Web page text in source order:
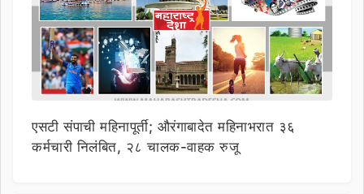
एसटी संपाची महिनापूर्ती; औरंगाबादेत महिनाभरात ३६
कर्मचारी निलंबित, २८ चालक-वाहक रुजू